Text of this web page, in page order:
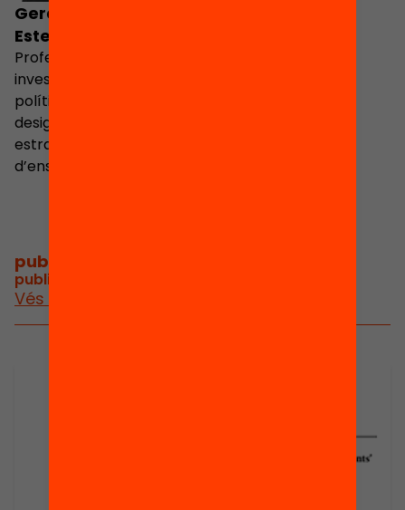
Gerard Ferrer-
Esteban
Professor a la UOC i
investigador en
polítiques educatives,
desigualtats i
estratègies
d’ensenyament
publicacions i vídeos
publicacions i vídeos relacionats
Vés a publicacions i vídeos